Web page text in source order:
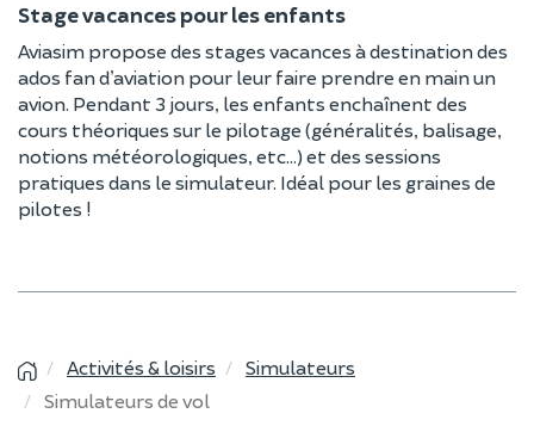
Stage vacances pour les enfants
Aviasim propose des stages vacances à destination des
ados fan d’aviation pour leur faire prendre en main un
avion. Pendant 3 jours, les enfants enchaînent des
cours théoriques sur le pilotage (généralités, balisage,
notions météorologiques, etc…) et des sessions
pratiques dans le simulateur. Idéal pour les graines de
pilotes !
Activités & loisirs
Simulateurs
Simulateurs de vol